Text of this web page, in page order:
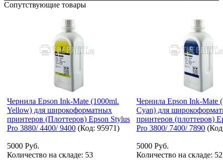
Сопутствующие товары
Чернила Epson Ink-Mate (1000ml.
Yellow) для широкоформатных
принтеров (Плоттеров) Epson Stylus
Pro 3880/ 4400/ 9400 (Код: 95971)
5000 Руб.
Количество на складе: 53
Чернила Epson Ink-Mate
Cyan) для
принтеров (плоттеров)
Pro 3800/ 7400/ 7890
5000 Руб.
Количество на складе: 52